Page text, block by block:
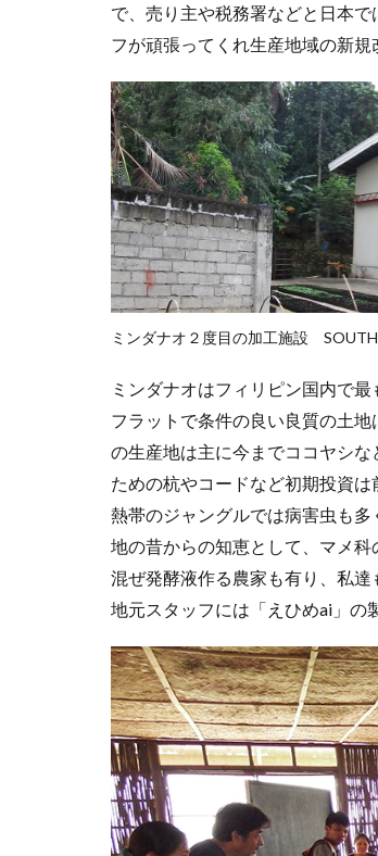
で、売り主や税務署などと日本
フが頑張ってくれ生産地域の新規
ミンダナオ２度目の加工施設
ミンダナオはフィリピン国内で
フラットで条件の良い良質の土
の生産地は主に今までココヤシ
ための杭やコードなど初期投資は
熱帯のジャングルでは病害虫も
地の昔からの知恵として、マメ
混ぜ発酵液作る農家も有り、私達
地元スタッフには「えひめai」の